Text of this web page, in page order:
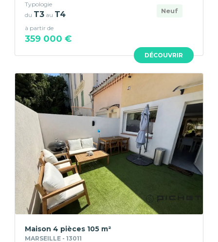
DÉCOUVRIR
Neuf
Typologie
du T3 au T4
à partir de
359 000 €
Maison 4 pièces 105 m²
MARSEILLE - 13011